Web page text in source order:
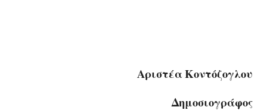
Αριστέα Κοντόζογλου
Δημοσιογράφος